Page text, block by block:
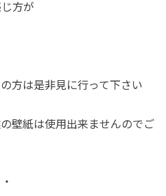
方が
方は是非見に行って下さい
壁紙は使用出来ませんのでご